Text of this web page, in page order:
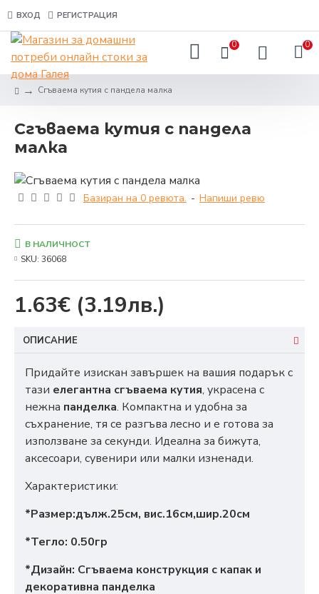
ВХОД РЕГИСТРАЦИЯ
0 0
Сгъваема кутия с пандела малка
Сгъваема кутия с пандела
малка
Базиран на 0 ревюта. - Напиши ревю
1.63€ (3.19лв.)
В НАЛИЧНОСТ
SKU: 36068
ОПИСАНИЕ
Придайте изискан завършек на вашия подарък с
тази елегантна сгъваема кутия, украсена с
нежна панделка. Компактна и удобна за
съхранение, тя се разгъва лесно и е готова за
използване за секунди. Идеална за бижута,
аксесоари, сувенири или малки изненади.
Характеристики:
*Размер:дълж.25см, вис.16см,шир.20см
*Тегло: 0.50гр
*Дизайн: Сгъваема конструкция с капак и
декоративна панделка